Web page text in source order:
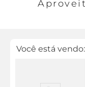
Você está vendo: